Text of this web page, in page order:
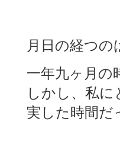
月日の経つの
一年九ヶ月
しかし、私
実した時間